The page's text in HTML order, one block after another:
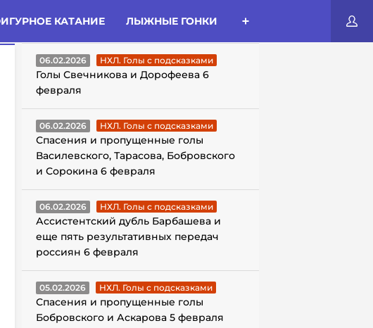
КАТАНИЕ ЛЫЖНЫЕ ГОНКИ
ГОЛЫ С ПОДСКАЗКАМИ
06.02.2026 НХЛ. Голы с подсказками
Голы Свечникова и Дорофеева 6
февраля
06.02.2026 НХЛ. Голы с подсказками
Спасения и пропущенные голы
Василевского, Тарасова, Бобровского
и Сорокина 6 февраля
06.02.2026 НХЛ. Голы с подсказками
Ассистентский дубль Барбашева и
еще пять результативных передач
россиян 6 февраля
05.02.2026 НХЛ. Голы с подсказками
Спасения и пропущенные голы
Бобровского и Аскарова 5 февраля